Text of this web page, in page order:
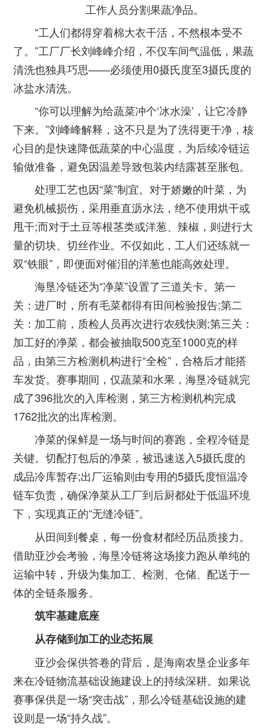
工作人员分割果蔬净品。
“工人们都得穿着棉大衣干活，不然根本受不
了。”工厂厂长刘峰峰介绍，不仅车间气温低，果蔬
清洗也独具巧思——必须使用0摄氏度至3摄氏度的
冰盐水清洗。
“你可以理解为给蔬菜冲个‘冰水澡’，让它冷静
下来。”刘峰峰解释，这不只是为了洗得更干净，核
心目的是快速降低蔬菜的中心温度，为后续冷链运
输做准备，避免因温差导致包装内结露甚至胀包。
处理工艺也因“菜”制宜。对于娇嫩的叶菜，为
避免机械损伤，采用垂直沥水法，绝不使用烘干或
甩干;而对于土豆等根茎类或洋葱、辣椒，则进行大
量的切块、切丝作业。不仅如此，工人们还练就一
双“铁眼”，即便面对催泪的洋葱也能高效处理。
海垦冷链还为“净菜”设置了三道关卡。第一
关：进厂时，所有毛菜都得有田间检验报告;第二
关：加工前，质检人员再次进行农残快测;第三关：
加工好的净菜，都会被抽取500克至1000克的样
品，由第三方检测机构进行“全检”，合格后才能搭
车发货。赛事期间，仅蔬菜和水果，海垦冷链就完
成了396批次的入库检测，第三方检测机构完成
1762批次的出库检测。
净菜的保鲜是一场与时间的赛跑，全程冷链是
关键。切配打包后的净菜，被迅速送入5摄氏度的
成品冷库暂存;出厂运输则由专用的5摄氏度恒温冷
链车负责，确保净菜从工厂到后厨都处于低温环境
下，实现真正的“无缝冷链”。
从田间到餐桌，每一份食材都经历品质接力。
借助亚沙会考验，海垦冷链将这场接力跑从单纯的
运输中转，升级为集加工、检测、仓储、配送于一
体的全链条服务。
筑牢基建底座
从存储到加工的业态拓展
亚沙会保供答卷的背后，是海南农垦企业多年
来在冷链物流基础设施建设上的持续深耕。如果说
赛事保供是一场“突击战”，那么冷链基础设施的建
设则是一场“持久战”。